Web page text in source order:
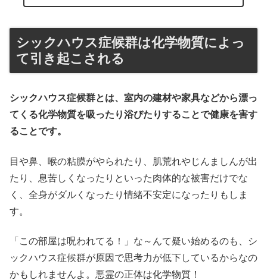
シックハウス症候群は化学物質によっ
て引き起こされる
シックハウス症候群とは、室内の建材や家具などから漂っ
てくる化学物質を吸ったり浴びたりすることで健康を害す
ることです。
目や鼻、喉の粘膜がやられたり、肌荒れやじんましんが出
たり、息苦しくなったりといった肉体的な被害だけでな
く、全身がダルくなったり情緒不安定になったりもしま
す。
「この部屋は呪われてる！」な～んて疑い始めるのも、シ
ックハウス症候群が原因で思考力が低下しているからなの
かもしれませんよ。悪霊の正体は化学物質！